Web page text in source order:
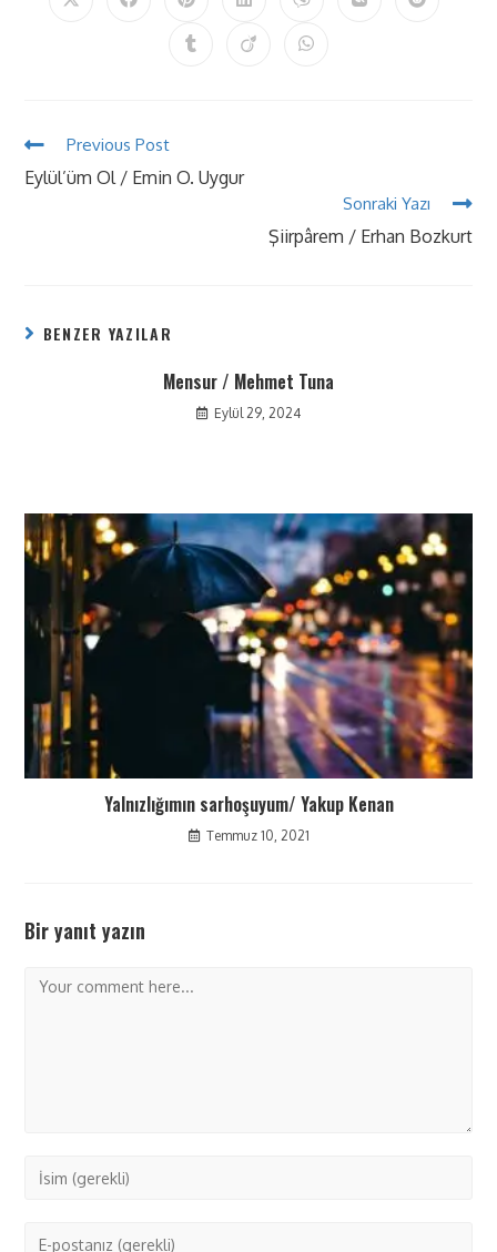
Previous Post
Eylül’üm Ol / Emin O. Uygur
Sonraki Yazı
Şiirpârem / Erhan Bozkurt
BENZER YAZILAR
Mensur / Mehmet Tuna
Eylül 29, 2024
Yalnızlığımın sarhoşuyum/ Yakup Kenan
Temmuz 10, 2021
Bir yanıt yazın